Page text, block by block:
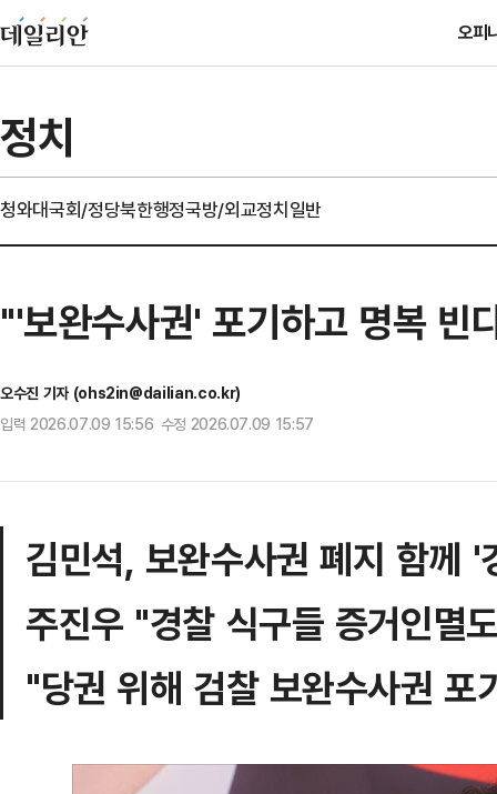
오피
정치
청와대국회/정당북한행정국방/외교정치일반
"'보완수사권' 포기하고 명복
오수진 기자 (ohs2in@dailian.co.kr)
입력 2026.07.09 15:56 수정 2026.07.09 15:57
김민석, 보완수사권 폐지 함께
주진우 "경찰 식구들 증거인멸
"당권 위해 검찰 보완수사권